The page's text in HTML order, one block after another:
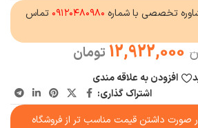
تخصصی با شماره ۰۹۱۲۰۴۸۰۹۸۰ تماس
12,922,000 تومان
افزودن به علاقه مندی
اشتراک گذاری:
صورت داشتن قیمت مناسب تر از فروشگاه